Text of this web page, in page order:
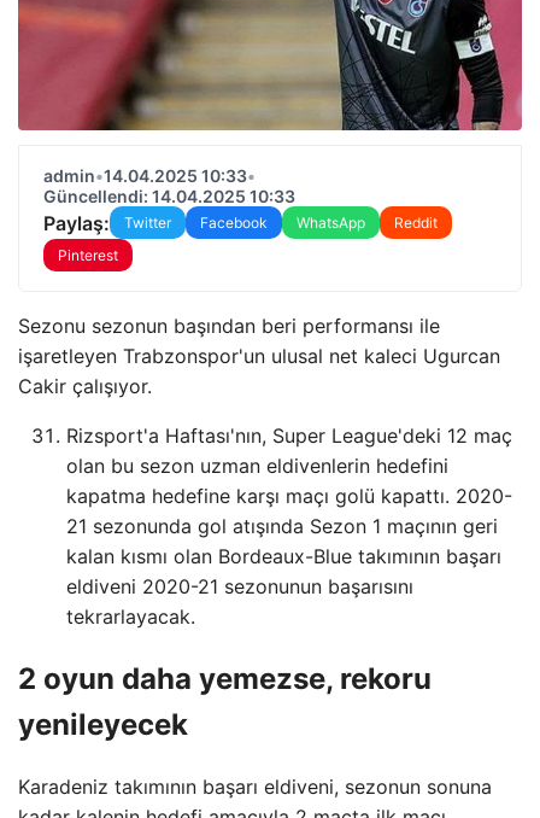
admin•14.04.2025 10:33•
Güncellendi: 14.04.2025 10:33
Paylaş: Twitter Facebook WhatsApp
Reddit
Pinterest
Sezonu sezonun başından beri performansı ile
işaretleyen Trabzonspor'un ulusal net kaleci Ugurcan
Cakir çalışıyor.
Rizsport'a Haftası'nın, Super League'deki 12 maç
olan bu sezon uzman eldivenlerin hedefini
kapatma hedefine karşı maçı golü kapattı. 2020-
21 sezonunda gol atışında Sezon 1 maçının geri
kalan kısmı olan Bordeaux-Blue takımının başarı
eldiveni 2020-21 sezonunun başarısını
tekrarlayacak.
2 oyun daha yemezse, rekoru
yenileyecek
Karadeniz takımının başarı eldiveni, sezonun sonuna